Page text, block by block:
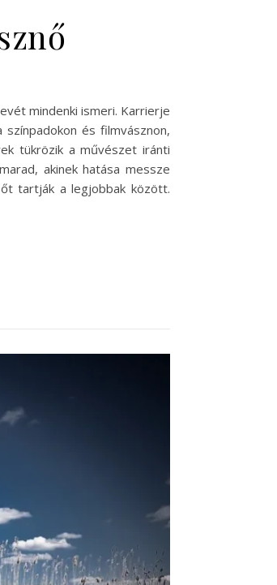
mindenki ismeri. Karrierje
és filmvásznon,
tükrözik a művészet iránti
akinek hatása messze
tartják a legjobbak között.